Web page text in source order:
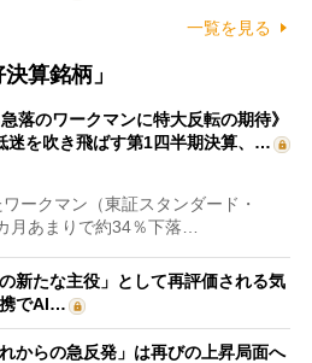
一覧を見る
算銘柄」
急落のワークマンに特大反転の期待》
迷を吹き飛ばす第1四半期決算、…
ークマン（東証スタンダード・
月あまりで約34％下落…
新たな主役」として再評価される気
でAI…
からの急反発」は再びの上昇局面へ